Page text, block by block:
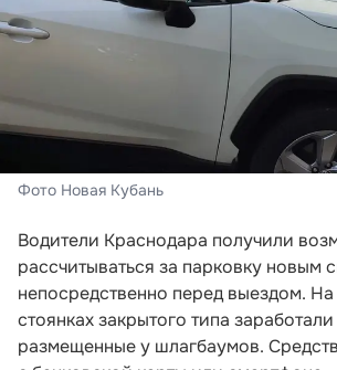
Фото Новая Кубань
Водители Краснодара получили
рассчитываться за парковку новым
непосредственно перед выездом.
стоянках закрытого типа
размещенные у шлагбаумов.